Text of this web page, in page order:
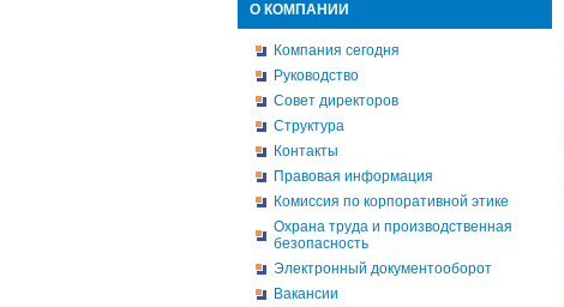
О КОМПАНИИ
Компания сегодня
Руководство
Совет директоров
Структура
Контакты
Правовая информация
Комиссия по корпоративной этике
Охрана труда и производственная
безопасность
Электронный документооборот
Вакансии